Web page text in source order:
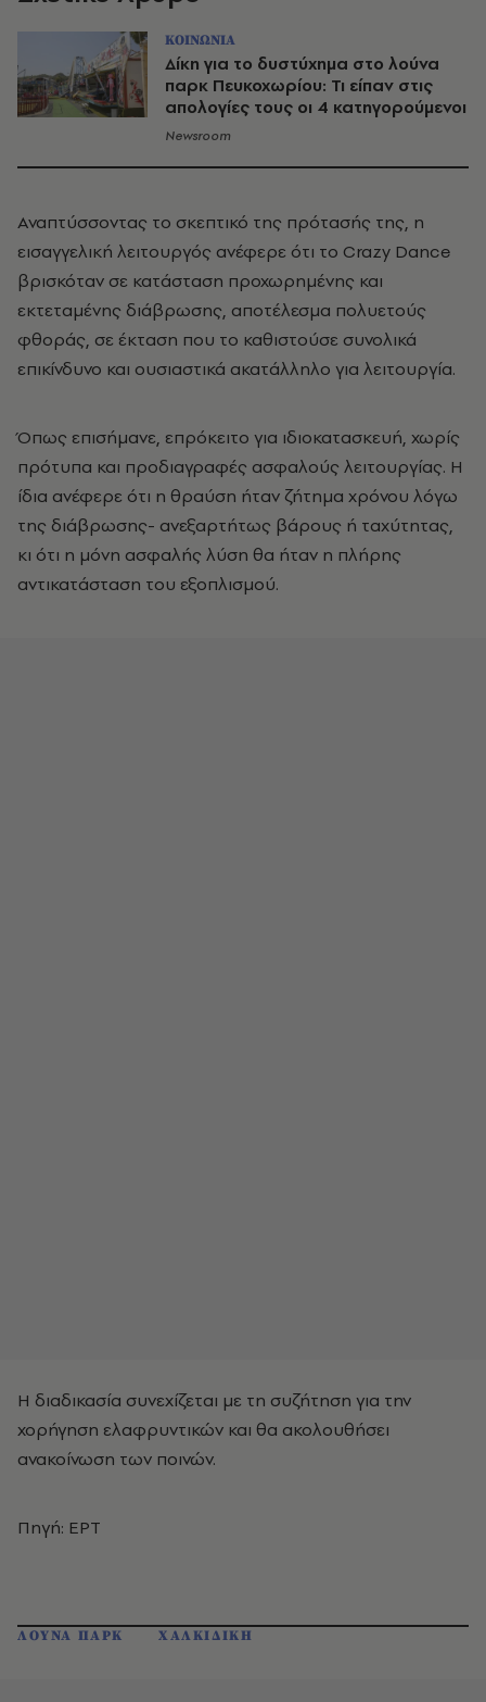
ΚΟΙΝΩΝΙΑ
Δίκη για το δυστύχημα στο λούνα
παρκ Πευκοχωρίου: Τι είπαν στις
απολογίες τους οι 4 κατηγορούμενοι
Newsroom
Αναπτύσσοντας το σκεπτικό της πρότασής της, η
εισαγγελική λειτουργός ανέφερε ότι το Crazy Dance
βρισκόταν σε κατάσταση προχωρημένης και
εκτεταμένης διάβρωσης, αποτέλεσμα πολυετούς
φθοράς, σε έκταση που το καθιστούσε συνολικά
επικίνδυνο και ουσιαστικά ακατάλληλο για λειτουργία.
Όπως επισήμανε, επρόκειτο για ιδιοκατασκευή, χωρίς
πρότυπα και προδιαγραφές ασφαλούς λειτουργίας. Η
ίδια ανέφερε ότι η θραύση ήταν ζήτημα χρόνου λόγω
της διάβρωσης- ανεξαρτήτως βάρους ή ταχύτητας,
κι ότι η μόνη ασφαλής λύση θα ήταν η πλήρης
αντικατάσταση του εξοπλισμού.
Η διαδικασία συνεχίζεται με τη συζήτηση για την
χορήγηση ελαφρυντικών και θα ακολουθήσει
ανακοίνωση των ποινών.
Πηγή: ΕΡΤ
ΛΟΥΝΑ ΠΑΡΚ ΧΑΛΚΙΔΙΚΗ